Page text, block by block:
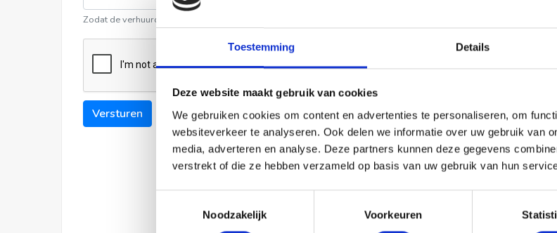
Toestemming Details
Deze website maakt gebruik van cookies
We gebruiken cookies om content en advertenties te personaliseren, om
websiteverkeer te analyseren. Ook delen we informatie over uw gebruik van
media, adverteren en analyse. Deze partners kunnen deze gegevens
verstrekt of die ze hebben verzameld op basis van uw gebruik van hun
Noodzakelijk
Voorkeuren
Zodat de verhuurder contact met u kan opnemen
Versturen